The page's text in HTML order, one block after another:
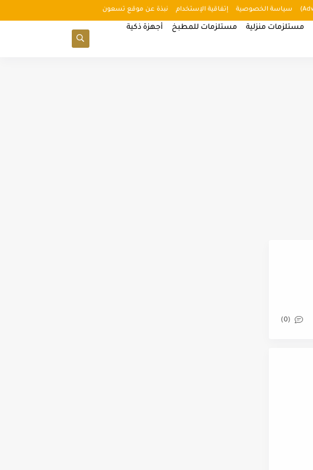
سياسة الخصوصية إتفاقية الإستخدام
نبذة عن موقع تسعون
مستلزمات منزلية مستلزمات للمطبخ أجهزة ذكية
(0)